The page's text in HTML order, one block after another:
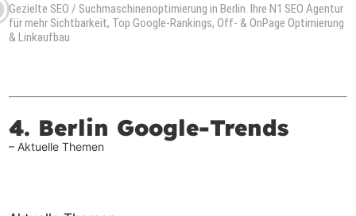
Gezielte SEO / Suchmaschinenoptimierung in Berlin. Ihre N1 SEO Agentur
für mehr Sichtbarkeit, Top Google-Rankings, Off- & OnPage Optimierung
& Linkaufbau
4. Berlin Google-Trends
– Aktuelle Themen